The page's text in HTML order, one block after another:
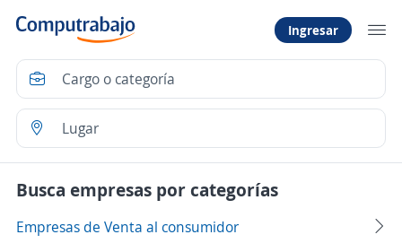
Ingresar
Busca empresas por categorías
Empresas de Venta al consumidor